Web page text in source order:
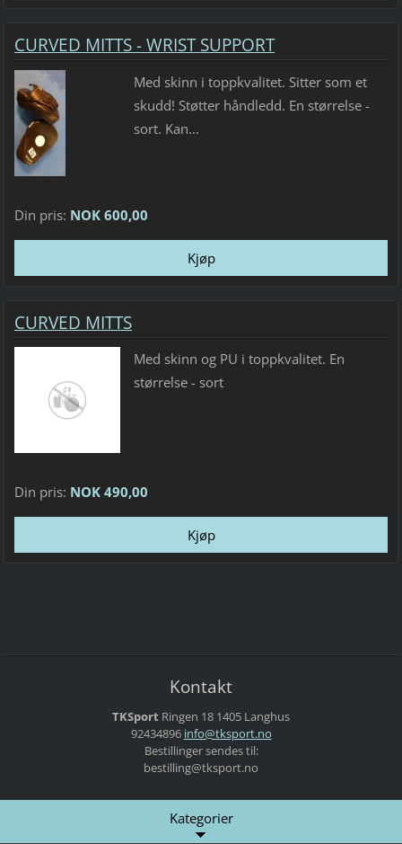
CURVED MITTS - WRIST SUPPORT
Med skinn i toppkvalitet. Sitter som et
skudd! Støtter håndledd. En størrelse -
sort. Kan...
Din pris: NOK 600,00
CURVED MITTS
Med skinn og PU i toppkvalitet. En
størrelse - sort
Din pris: NOK 490,00
Kontakt
TKSport Ringen 18 1405 Langhus
92434896 info@tksport.no
Bestillinger sendes til:
bestilling@tksport.no
Kategorier